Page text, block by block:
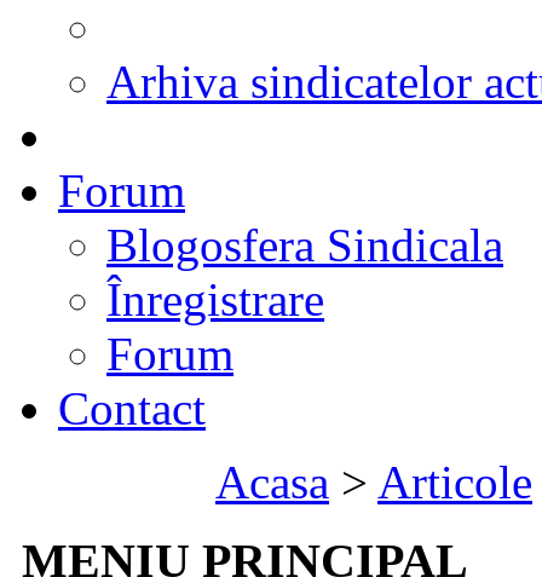
Arhiva sindicatelor
Forum
Blogosfera Sindicala
Înregistrare
Forum
Contact
Acasa > Articole
MENIU PRINCIPAL